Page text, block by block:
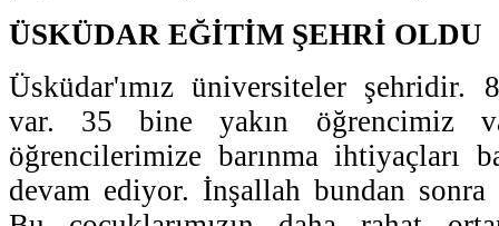
ÜSKÜDAR EĞİTİM ŞEHRİ OLDU
Üsküdar'ımız üniversiteler şehridir.
var. 35 bine yakın öğrencimiz
öğrencilerimize barınma ihtiyaçları
devam ediyor. İnşallah bundan sonra